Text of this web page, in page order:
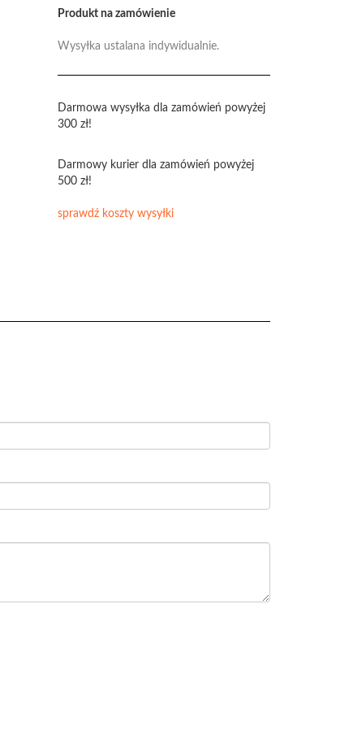
Produkt na zamówienie
Wysyłka ustalana indywidualnie.
Darmowa wysyłka dla zamówień powyżej
300 zł!
Darmowy kurier dla zamówień powyżej
500 zł!
sprawdź koszty wysyłki